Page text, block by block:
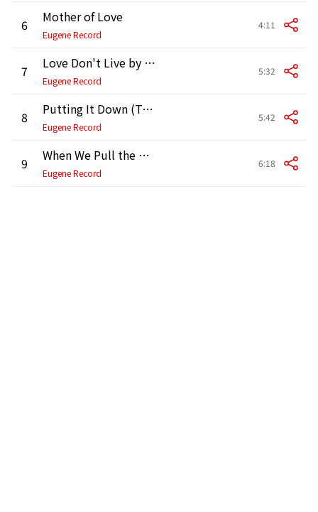
6 Mother of Love
Eugene Record
4:11
7 Love Don't Live by Sex Alone
Eugene Record
5:32
8 Putting It Down (To the Way I Feel About You)
Eugene Record
5:42
9 When We Pull the Shades
Eugene Record
6:18